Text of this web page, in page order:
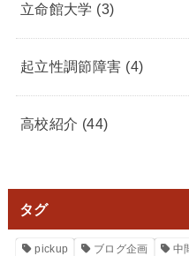
立命館大学 (3)
起立性調節障害 (4)
高校紹介 (44)
タグ
pickup ブログ企画 中